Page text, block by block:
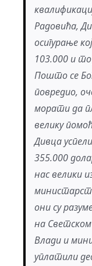
Радовића,
осигурање
103.000 и то
Пошто се
повредио,
морати да
велику
Дивца
355.000
нас велики
они су
на Светском
Влади и
уплатили